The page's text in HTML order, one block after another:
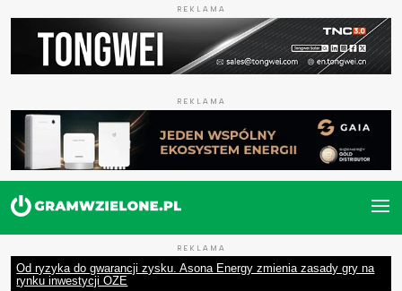
REKLAMA
REKLAMA
REKLAMA
Od ryzyka do gwarancji zysku. Asona Energy zmienia zasady gry na
rynku inwestycji OZE